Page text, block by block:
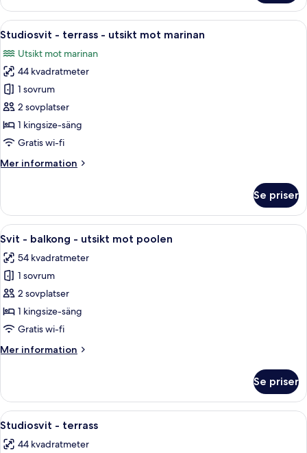
adults)
-
balkong
-
mot
trädgården
(3
adults)
Öppna
alla
foton
för
Studiosvit
-
terrass
-
mot
Ett hotellrum med en säng, en
12
Studiosvit - terrass - utsikt mot marinan
Utsikt mot marinan
44 kvadratmeter
1 sovrum
2 sovplatser
1 kingsize-säng
Gratis wi-fi
Mer information
Mer
-
terrass
-
mot
marinan
Se priser
Öppna
alla
foton
för
Svit
-
balkong
utsikt
Ett hotellrum med en säng, ett
11
Svit - balkong - utsikt mot poolen
54 kvadratmeter
1 sovrum
2 sovplatser
1 kingsize-säng
Gratis wi-fi
Mer information
Mer
-
balkong
-
mot
Se priser
Öppna
alla
foton
Studiosvit - terrass | Minibar,
13
Studiosvit - terrass
44 kvadratmeter